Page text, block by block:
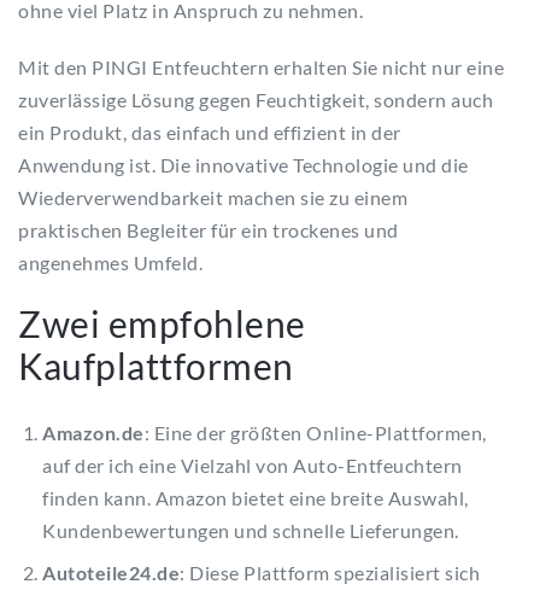
ohne viel Platz in Anspruch zu nehmen.
Mit den PINGI Entfeuchtern erhalten Sie nicht nur eine
zuverlässige Lösung gegen Feuchtigkeit, sondern auch
ein Produkt, das einfach und effizient in der
Anwendung ist. Die innovative Technologie und die
Wiederverwendbarkeit machen sie zu einem
praktischen Begleiter für ein trockenes und
angenehmes Umfeld.
Zwei empfohlene
Kaufplattformen
Amazon.de: Eine der größten Online-Plattformen,
auf der ich eine Vielzahl von Auto-Entfeuchtern
finden kann. Amazon bietet eine breite Auswahl,
Kundenbewertungen und schnelle Lieferungen.
Autoteile24.de: Diese Plattform spezialisiert sich